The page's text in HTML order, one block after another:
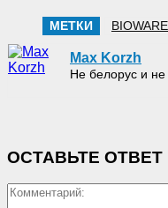
МЕТКИ BIOWARE
Max Korzh
Не белорус и не
ОСТАВЬТЕ ОТВЕТ